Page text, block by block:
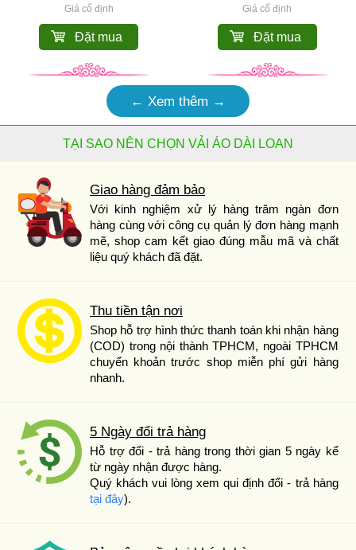
Giá cố định
Đặt mua
Giá cố định
Đặt mua
← Xem thêm →
TẠI SAO NÊN CHỌN VẢI ÁO DÀI LOAN
Giao hàng đảm bảo
Với kinh nghiệm xử lý hàng trăm ngàn đơn
hàng cùng với công cụ quản lý đơn hàng mạnh
mẽ, shop cam kết giao đúng mẫu mã và chất
liệu quý khách đã đặt.
Thu tiền tận nơi
Shop hỗ trợ hình thức thanh toán khi nhận hàng
(COD) trong nội thành TPHCM, ngoài TPHCM
chuyển khoản trước shop miễn phí gửi hàng
nhanh.
5 Ngày đổi trả hàng
Hỗ trợ đổi - trả hàng trong thời gian 5 ngày kể
từ ngày nhận được hàng.
Quý khách vui lòng xem qui định đổi - trả hàng
tại đây).